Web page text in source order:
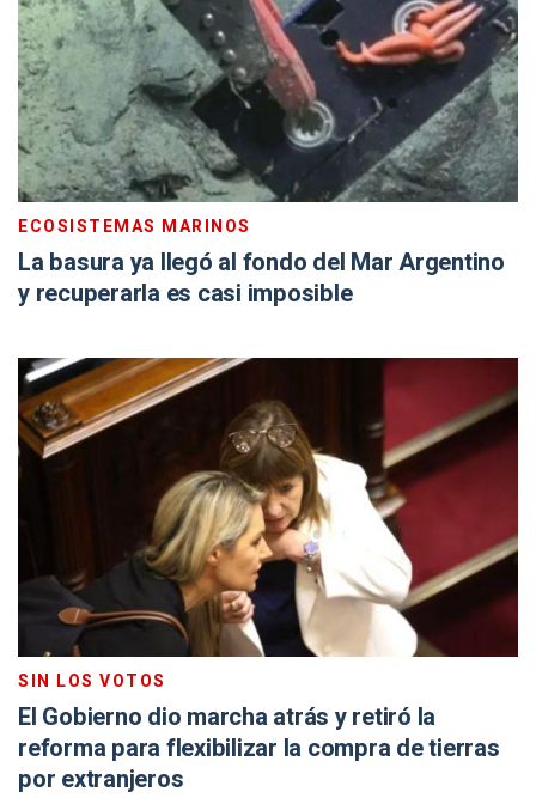
ECOSISTEMAS MARINOS
La basura ya llegó al fondo del Mar Argentino
y recuperarla es casi imposible
SIN LOS VOTOS
El Gobierno dio marcha atrás y retiró la
reforma para flexibilizar la compra de tierras
por extranjeros